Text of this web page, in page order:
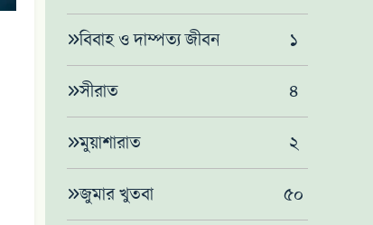
বিবাহ ও দাম্পত্য জীবন ১
সীরাত ৪
মুয়াশারাত ২
জুমার খুতবা ৫০